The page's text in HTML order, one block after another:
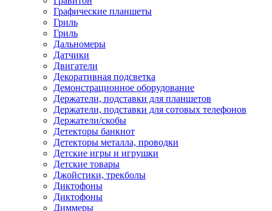
Графические планшеты
Гриль
Гриль
Дальномеры
Датчики
Двигатели
Декоративная подсветка
Демонстрационное оборудование
Держатели, подставки для планшетов
Держатели, подставки для сотовых телефонов
Держатели/скобы
Детекторы банкнот
Детекторы металла, проводки
Детские игры и игрушки
Детские товары
Джойстики, трекболы
Диктофоны
Диктофоны
Диммеры